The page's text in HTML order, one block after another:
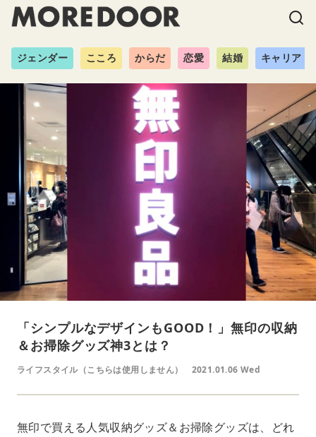
ジェンダー こころ からだ 恋愛 結婚 キャリア
「シンプルなデザインもGOOD！」無印の収納
＆お掃除グッズ神3とは？
ライフスタイル（こちらは使用しません） 2021.01.06 Wed
無印で買える人気収納グッズ＆お掃除グッズは、どれ